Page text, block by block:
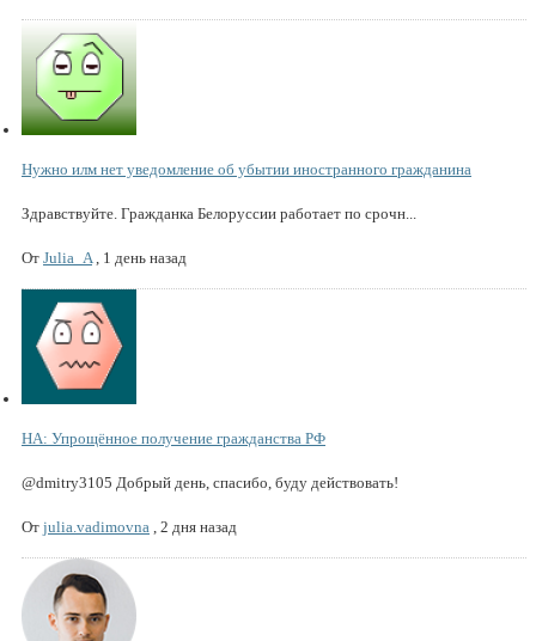
Нужно илм нет уведомление об убытии иностранного гражданина
Здравствуйте. Гражданка Белоруссии работает по срочн...
От Julia_A 1 день назад
НА: Упрощённое получение гражданства РФ
@dmitry3105 Добрый день, спасибо, буду действовать!
От julia.vadimovna 2 дня назад